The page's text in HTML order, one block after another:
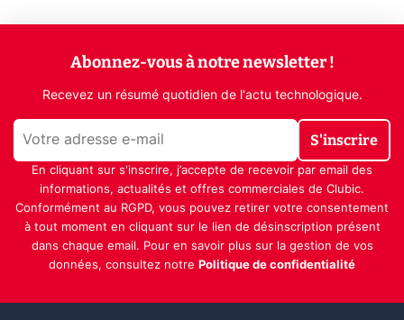
Abonnez-vous à notre newsletter !
Recevez un résumé quotidien de l'actu technologique.
S'inscrire
En cliquant sur s'inscrire, j’accepte de recevoir par email des
informations, actualités et offres commerciales de Clubic.
Conformément au RGPD, vous pouvez retirer votre consentement
à tout moment en cliquant sur le lien de désinscription présent
dans chaque email. Pour en savoir plus sur la gestion de vos
données, consultez notre Politique de confidentialité